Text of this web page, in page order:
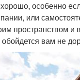
особенно
или
пространством
вам не